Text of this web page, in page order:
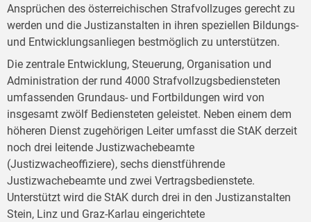
Ansprüchen des österreichischen Strafvollzuges gerecht zu
werden und die Justizanstalten in ihren speziellen Bildungs-
und Entwicklungsanliegen bestmöglich zu unterstützen.
Die zentrale Entwicklung, Steuerung, Organisation und
Administration der rund 4000 Strafvollzugsbediensteten
umfassenden Grundaus- und Fortbildungen wird von
insgesamt zwölf Bediensteten geleistet. Neben einem dem
höheren Dienst zugehörigen Leiter umfasst die StAK derzeit
noch drei leitende Justizwachebeamte
(Justizwacheoffiziere), sechs dienstführende
Justizwachebeamte und zwei Vertragsbedienstete.
Unterstützt wird die StAK durch drei in den Justizanstalten
Stein, Linz und Graz-Karlau eingerichtete